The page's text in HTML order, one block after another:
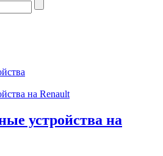
на Renault
устройства на